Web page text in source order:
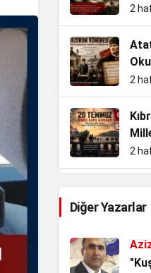
2
2
2
Diğer Yazarlar